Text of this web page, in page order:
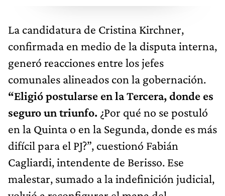
La candidatura de Cristina Kirchner,
confirmada en medio de la disputa interna,
generó reacciones entre los jefes
comunales alineados con la gobernación.
“Eligió postularse en la Tercera, donde es
seguro un triunfo. ¿Por qué no se postuló
en la Quinta o en la Segunda, donde es más
difícil para el PJ?”, cuestionó Fabián
Cagliardi, intendente de Berisso. Ese
malestar, sumado a la indefinición judicial,